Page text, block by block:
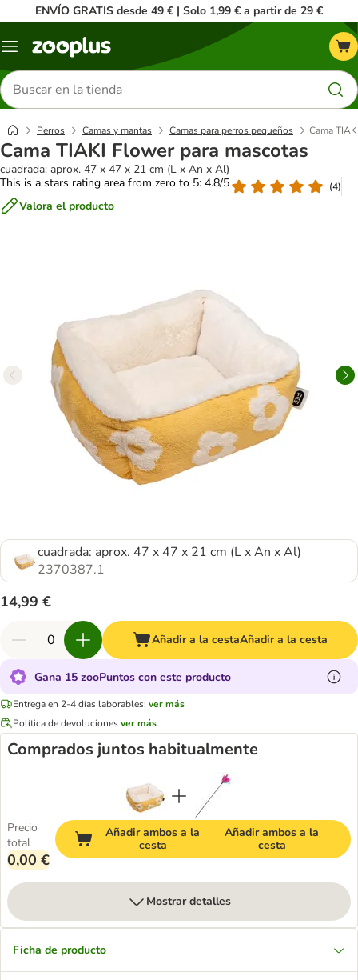
ENVÍO GRATIS desde 49 € | Solo 1,99 € a partir de 29 €
Menú
Buscar
productos
Perros Camas y mantas Camas para perros pequeños Cama
Cama TIAKI Flower para mascotas
cuadrada: aprox. 47 x 47 x 21 cm (L x An x Al)
This is a stars rating area from zero to 5: 4.8/5
(4)
Valora el producto
cuadrada: aprox. 47 x 47 x 21 cm (L x An x Al)
2370387.1
14,99 €
Añadir a la cestaAñadir a la cesta
Gana 15 zooPuntos con este producto
Entrega en 2-4 días laborables: ver más
Política de devolucionesver más
Comprados juntos habitualmente
Precio
total
0,00 €
Añadir ambos a la
cesta
Añadir ambos a la
cesta
Mostrar detalles
Ficha de producto